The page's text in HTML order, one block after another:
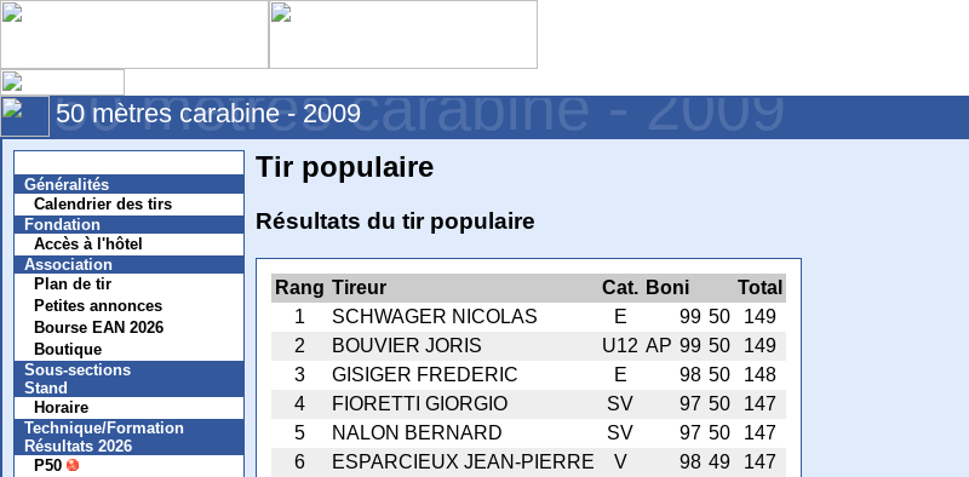
50 mètres carabine - 2009
50 mètres carabine - 2009
Généralités
Calendrier des tirs
Fondation
Accès à l'hôtel
Association
Plan de tir
Petites annonces
Bourse EAN 2026
Boutique
Sous-sections
Stand
Horaire
Technique/Formation
Résultats 2026
P50
Tir populaire
Résultats du tir populaire
Rang Tireur Cat. Boni
Total
1
SCHWAGER NICOLAS E 99 50
149
2
BOUVIER JORIS U12 AP 99 50
149
3
GISIGER FREDERIC E 98 50
148
4
FIORETTI GIORGIO SV 97 50
147
5
NALON BERNARD SV 97 50
147
6
ESPARCIEUX JEAN-PIERRE V 98 49
147